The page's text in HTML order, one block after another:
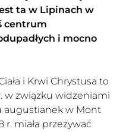
ta w Lipinach w
centrum
i mocno
i Krwi Chrystusa to
w związku widzeniami
augustianek w Mont
r. miała przeżywać